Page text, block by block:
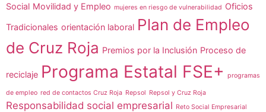
Social Movilidad y Empleo mujeres en riesgo de vulnerabilidad Oficios
Tradicionales orientación laboral Plan de Empleo
de Cruz Roja Premios por la Inclusión Proceso de
reciclaje Programa Estatal FSE+ programas
de empleo red de contactos Cruz Roja Repsol Repsol y Cruz Roja
Responsabilidad social empresarial Reto Social Empresarial